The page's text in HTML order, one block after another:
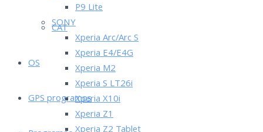
CAT
OS
GPS programos
P9 Lite
SONY
Xperia Arc/Arc S
Xperia E4/E4G
Xperia M2
Xperia S LT26i
Xperia X10i
Xperia Z1